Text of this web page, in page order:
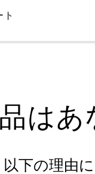
ト
は
下の理由